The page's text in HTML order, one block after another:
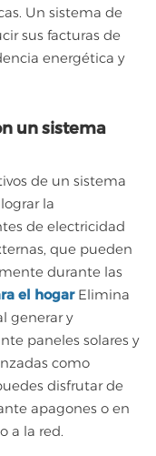
Un sistema de
sus facturas de
energética y
un sistema
de un sistema
la
de electricidad
que pueden
durante las
el hogarElimina
generar y
paneles solares y
como
disfrutar de
apagones o en
a la red.